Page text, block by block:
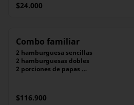
$24.000
Combo familiar
2 hamburguesa sencillas
2 hamburguesas dobles
2 porciones de papas
$116.900